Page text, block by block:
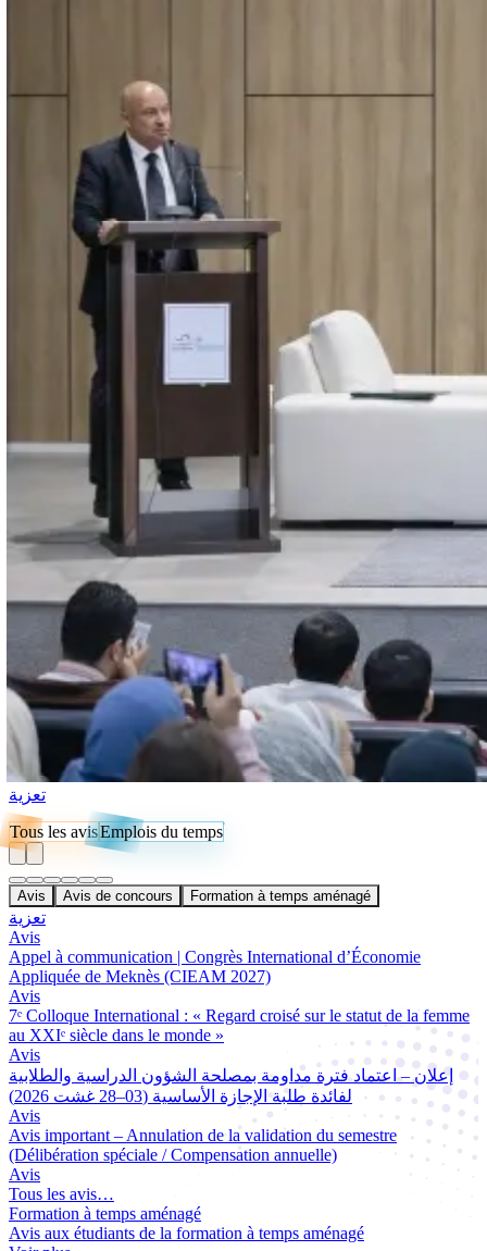
تعزية
Tous les avisEmplois du temps
Avis Avis de concours Formation à temps aménagé
تعزية
Avis
Appel à communication | Congrès International d’Économie
Appliquée de Meknès (CIEAM 2027)
Avis
7ᵉ Colloque International : « Regard croisé sur le statut de la femme
au XXIᵉ siècle dans le monde »
Avis
إعلان – اعتماد فترة مداومة بمصلحة الشؤون الدراسية والطلابية
لفائدة طلبة الإجازة الأساسية (03–28 غشت 2026)
Avis
Avis important – Annulation de la validation du semestre
(Délibération spéciale / Compensation annuelle)
Avis
Tous les avis…
Formation à temps aménagé
Avis aux étudiants de la formation à temps aménagé